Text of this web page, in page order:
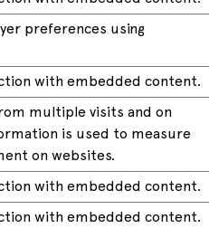
preferences using
with embedded content.
multiple visits and on
is used to measure
on websites.
with embedded content.
with embedded content.